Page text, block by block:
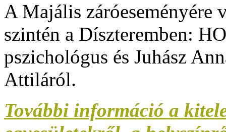
A Majális záróeseményére
szintén a Díszteremben:
pszichológus és Juhász
Attiláról.
További információ a